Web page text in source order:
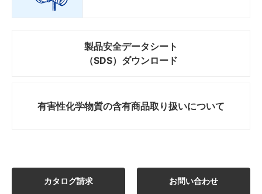
製品安全データシート
（SDS）ダウンロード
有害性化学物質の含有商品取り扱いについて
カタログ請求 お問い合わせ